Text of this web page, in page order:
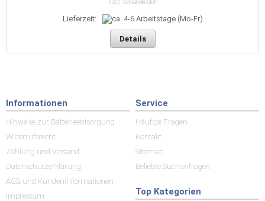
zzgl. Versandkosten
Lieferzeit:
Details
Informationen
Hinweise zur Batterieentsorgung
Widerrufsrecht
Zahlung und Versand
Datenschutzerklärung
AGB und Kundeninformationen
Impressum
Service
Häufige Fragen
Kontakt
Sitemap
Beliebte Suchanfragen
Top Kategorien